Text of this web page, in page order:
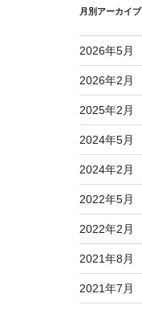
月別アーカイブ
2026年5月
2026年2月
2025年2月
2024年5月
2024年2月
2022年5月
2022年2月
2021年8月
2021年7月